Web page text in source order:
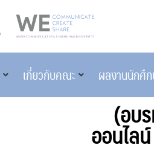
เกี่ยวกับคณะ ผลงานนักศึ
(อบ
ออนไล